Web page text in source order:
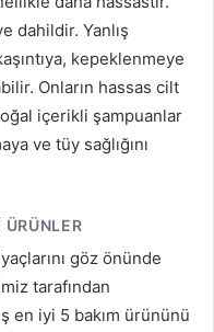
dahildir. Yanlış
kepeklenmeye
Onların hassas cilt
içerikli şampuanlar
ve tüy sağlığını
göz önünde
tarafından
en iyi 5 bakım ürününü